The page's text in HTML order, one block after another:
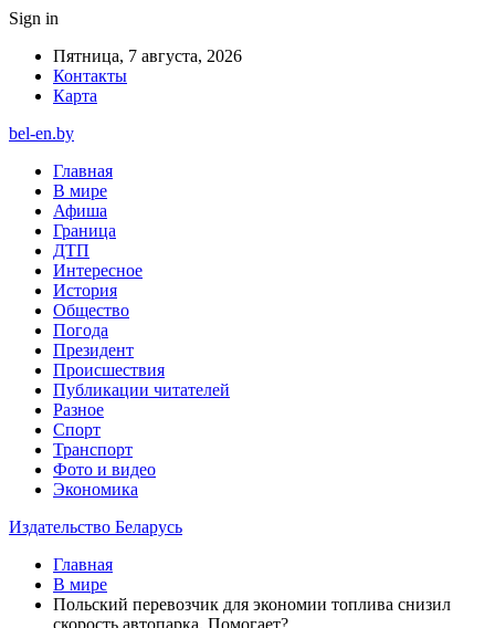
Sign in
Пятница, 7 августа, 2026
Контакты
Карта
bel-en.by
Главная
В мире
Афиша
Граница
ДТП
Интересное
История
Общество
Погода
Президент
Происшествия
Публикации читателей
Разное
Спорт
Транспорт
Фото и видео
Экономика
Издательство Беларусь
Главная
В мире
Польский перевозчик для экономии топлива снизил
скорость автопарка. Помогает?